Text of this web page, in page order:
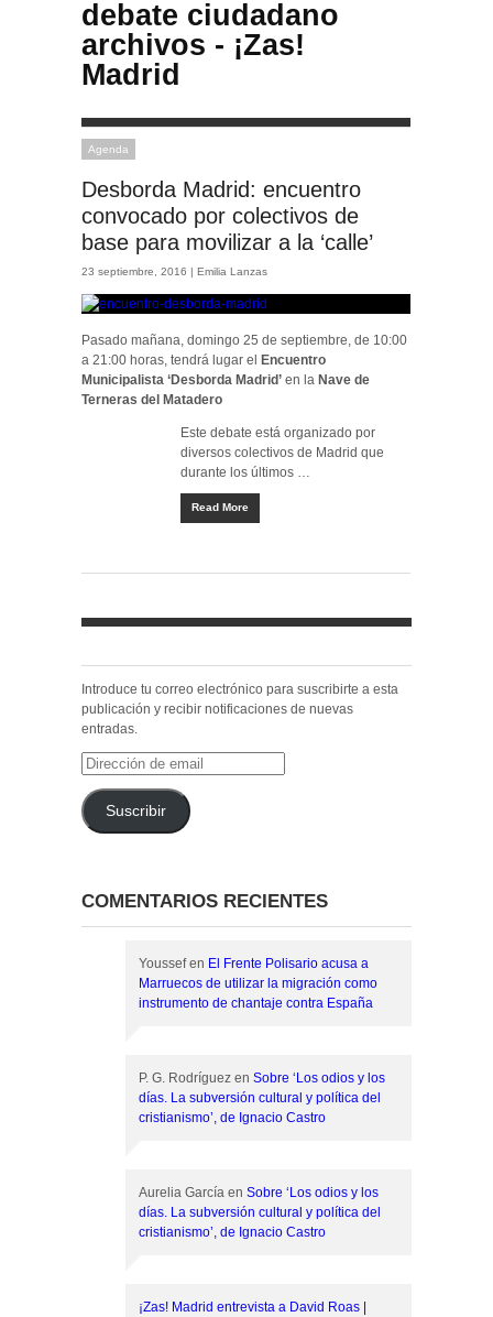
debate ciudadano
archivos - ¡Zas!
Madrid
Agenda
Desborda Madrid: encuentro
convocado por colectivos de
base para movilizar a la ‘calle’
23 septiembre, 2016 | Emilia Lanzas
Pasado mañana, domingo 25 de septiembre, de 10:00
a 21:00 horas, tendrá lugar el Encuentro
Municipalista ‘Desborda Madrid’ en la Nave de
Terneras del Matadero
Este debate está organizado por
diversos colectivos de Madrid que
durante los últimos …
Read More
Introduce tu correo electrónico para suscribirte a esta
publicación y recibir notificaciones de nuevas
entradas.
Dirección
de
email
Suscribir
COMENTARIOS RECIENTES
Youssefen El Frente Polisario acusa a
Marruecos de utilizar la migración como
instrumento de chantaje contra España
P. G. Rodríguez en Sobre ‘Los odios y los
días. La subversión cultural y política del
cristianismo’, de Ignacio Castro
Aurelia García en Sobre ‘Los odios y los
días. La subversión cultural y política del
cristianismo’, de Ignacio Castro
¡Zas! Madrid entrevista a David Roas |